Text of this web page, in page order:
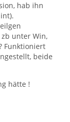
hab ihn
unter Win,
Funktioniert
beide
hätte !